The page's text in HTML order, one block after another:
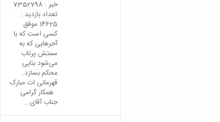
خبر : 7352798
تعداد بازدید :
14625 موفق
کسی است که با
آجرهایی که به
سمتش پرتاب
می‌شود بنایی
محکم بسازد.
قهرمانی ات مبارک
همکار گرامی
جناب آقای...